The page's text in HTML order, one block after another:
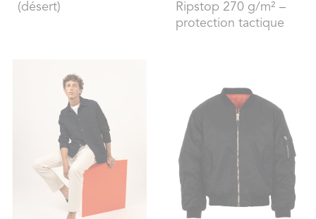
(désert)
Ripstop 270 g/m² –
protection tactique